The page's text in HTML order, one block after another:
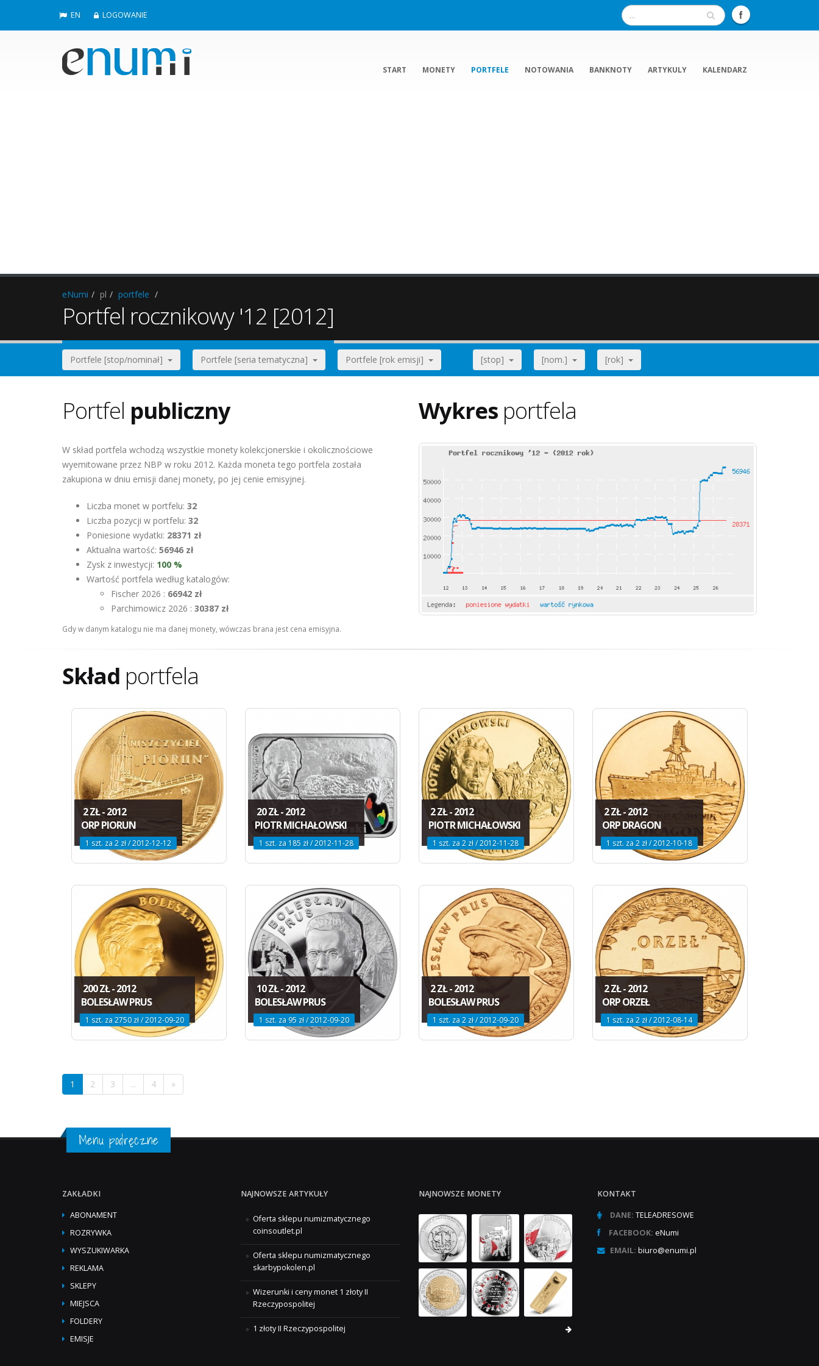
EN LOGOWANIE
START MONETY PORTFELE NOTOWANIA BANKNOTY ARTYKULY KALENDARZ
eNumi pl portfele
Portfel rocznikowy '12 [2012]
Portfele [stop/nominał] Portfele [seria tematyczna] Portfele [rok emisji] [stop] [nom.] [rok]
Portfel publiczny
W skład portfela wchodzą wszystkie monety kolekcjonerskie i okolicznościowe
wyemitowane przez NBP w roku 2012. Każda moneta tego portfela została
zakupiona w dniu emisji danej monety, po jej cenie emisyjnej.
Liczba monet w portfelu: 32
Liczba pozycji w portfelu: 32
Poniesione wydatki: 28371 zł
Aktualna wartość: 56946 zł
Zysk z inwestycji: 100 %
Wartość portfela według katalogów:
Fischer 2026 : 66942 zł
Parchimowicz 2026 : 30387 zł
Gdy w danym katalogu nie ma danej monety, wówczas brana jest cena emisyjna.
Wykres portfela
Skład portfela
2 ZŁ - 2012
ORP PIORUN
1 szt. za 2 zł / 2012-12-12
20 ZŁ - 2012
PIOTR MICHAŁOWSKI
1 szt. za 185 zł / 2012-11-28
2 ZŁ - 2012
PIOTR MICHAŁOWSKI
1 szt. za 2 zł / 2012-11-28
2 ZŁ - 2012
ORP DRAGON
1 szt. za 2 zł / 2012-10-18
200 ZŁ - 2012
BOLESŁAW PRUS
1 szt. za 2750 zł / 2012-09-20
10 ZŁ - 2012
BOLESŁAW PRUS
1 szt. za 95 zł / 2012-09-20
2 ZŁ - 2012
BOLESŁAW PRUS
1 szt. za 2 zł / 2012-09-20
2 ZŁ - 2012
ORP ORZEŁ
1 szt. za 2 zł / 2012-08-14
1 2 3 ... 4 »
Menu podręczne
ZAKŁADKI
ABONAMENT
ROZRYWKA
WYSZUKIWARKA
REKLAMA
SKLEPY
MIEJSCA
FOLDERY
EMISJE
NAJNOWSZE ARTYKUŁY
Oferta sklepu numizmatycznego
coinsoutlet.pl
Oferta sklepu numizmatycznego
skarbypokolen.pl
Wizerunki i ceny monet 1 złoty II
Rzeczypospolitej
1 złoty II Rzeczypospolitej
NAJNOWSZE MONETY KONTAKT
DANE: TELEADRESOWE
FACEBOOK: eNumi
EMAIL: biuro@enumi.pl